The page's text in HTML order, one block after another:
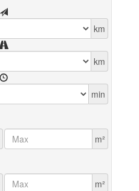
km
km
min
m²
m²